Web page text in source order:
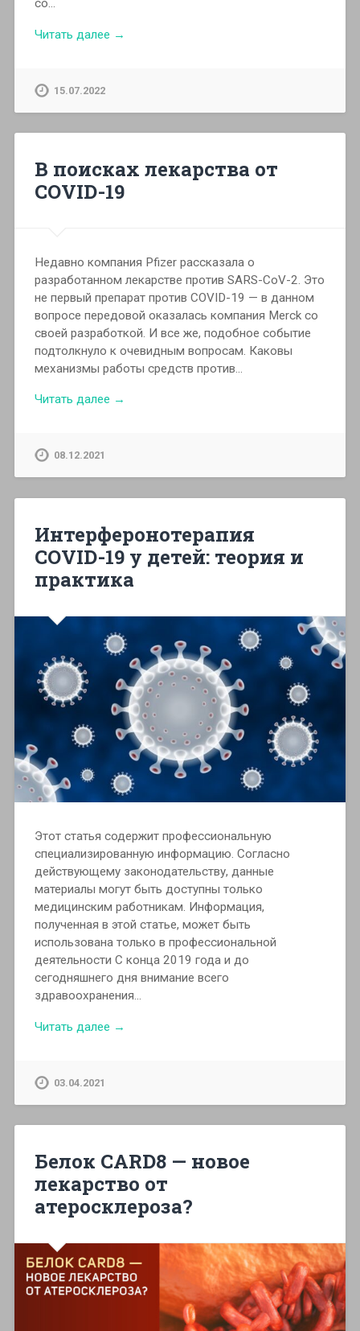
со…
Читать далее →
15.07.2022
В поисках лекарства от
COVID-19
Недавно компания Pfizer рассказала о
разработанном лекарстве против SARS-CoV-2. Это
не первый препарат против COVID-19 — в данном
вопросе передовой оказалась компания Merck со
своей разработкой. И все же, подобное событие
подтолкнуло к очевидным вопросам. Каковы
механизмы работы средств против…
Читать далее →
08.12.2021
Интерферонотерапия
COVID-19 у детей: теория и
практика
Этот статья содержит профессиональную
специализированную информацию. Согласно
действующему законодательству, данные
материалы могут быть доступны только
медицинским работникам. Информация,
полученная в этой статье, может быть
использована только в профессиональной
деятельности С конца 2019 года и до
сегодняшнего дня внимание всего
здравоохранения…
Читать далее →
03.04.2021
Белок CARD8 — новое
лекарство от
атеросклероза?